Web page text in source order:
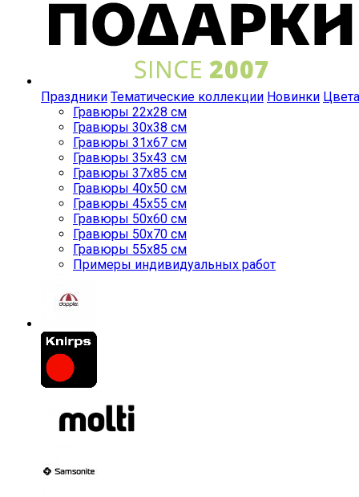
Праздники Тематические коллекции Новинки Цвета
Гравюры 22x28 см
Гравюры 30x38 см
Гравюры 31x67 см
Гравюры 35x43 см
Гравюры 37x85 см
Гравюры 40x50 см
Гравюры 45x55 см
Гравюры 50x60 см
Гравюры 50x70 см
Гравюры 55x85 см
Примеры индивидуальных работ